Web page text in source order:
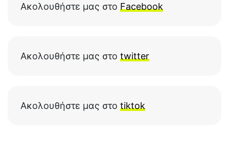
Ακολουθήστε μας στο Facebook
Ακολουθήστε μας στο twitter
Ακολουθήστε μας στο tiktok